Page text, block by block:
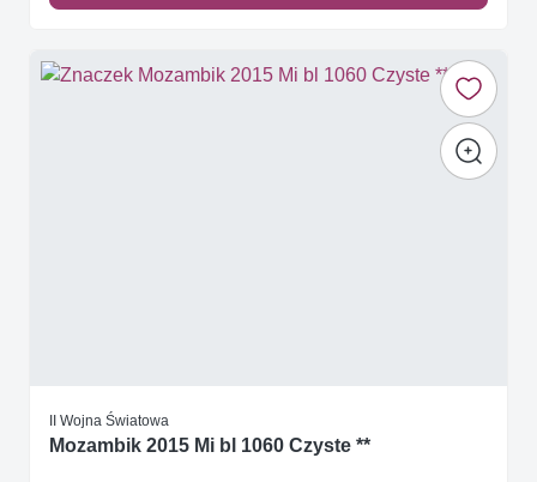
II Wojna Światowa
Mozambik 2015 Mi bl 1060 Czyste **